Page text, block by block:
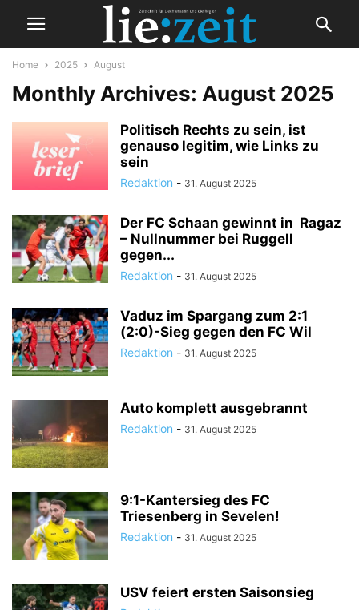
Home 2025 August
Monthly Archives: August 2025
Politisch Rechts zu sein, ist
genauso legitim, wie Links zu
sein
Redaktion - 31. August 2025
Der FC Schaan gewinnt in Ragaz
– Nullnummer bei Ruggell
gegen...
Redaktion - 31. August 2025
Vaduz im Spargang zum 2:1
(2:0)-Sieg gegen den FC Wil
Redaktion - 31. August 2025
Auto komplett ausgebrannt
Redaktion - 31. August 2025
9:1-Kantersieg des FC
Triesenberg in Sevelen!
Redaktion - 31. August 2025
USV feiert ersten Saisonsieg